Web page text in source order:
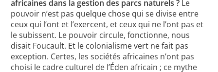
africaines dans la gestion des parcs naturels ? Le
pouvoir n’est pas quelque chose qui se divise entre
ceux qui l’ont et l’exercent, et ceux qui ne l’ont pas et
le subissent. Le pouvoir circule, fonctionne, nous
disait Foucault. Et le colonialisme vert ne fait pas
exception. Certes, les sociétés africaines n’ont pas
choisi le cadre culturel de l’Éden africain ; ce mythe